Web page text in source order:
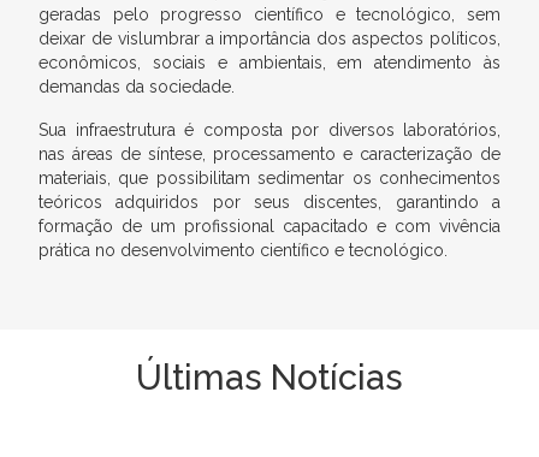
geradas pelo progresso científico e tecnológico, sem
deixar de vislumbrar a importância dos aspectos políticos,
econômicos, sociais e ambientais, em atendimento às
demandas da sociedade.
Sua infraestrutura é composta por diversos laboratórios,
nas áreas de síntese, processamento e caracterização de
materiais, que possibilitam sedimentar os conhecimentos
teóricos adquiridos por seus discentes, garantindo a
formação de um profissional capacitado e com vivência
prática no desenvolvimento científico e tecnológico.
Últimas Notícias